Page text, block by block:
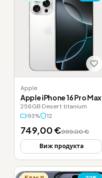
Apple
Apple iPhone 16 Pro Max
256GB·Desert titanium
93%
12
749,00 €999,00 €
Виж продукта